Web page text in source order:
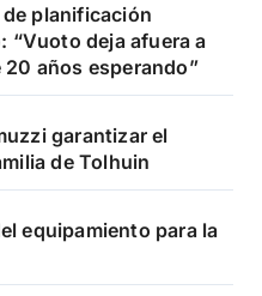
planificación
“Vuoto deja afuera a
años esperando”
garantizar el
de Tolhuin
equipamiento para la